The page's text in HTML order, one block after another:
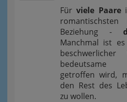
Fürviele Paare
Beziehung -
Manchmal ist
bedeutsame
getroffen wird,
den Rest des
zu wollen.